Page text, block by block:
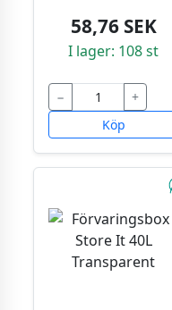
58,76 SEK
I lager: 108 st
−
+
Köp